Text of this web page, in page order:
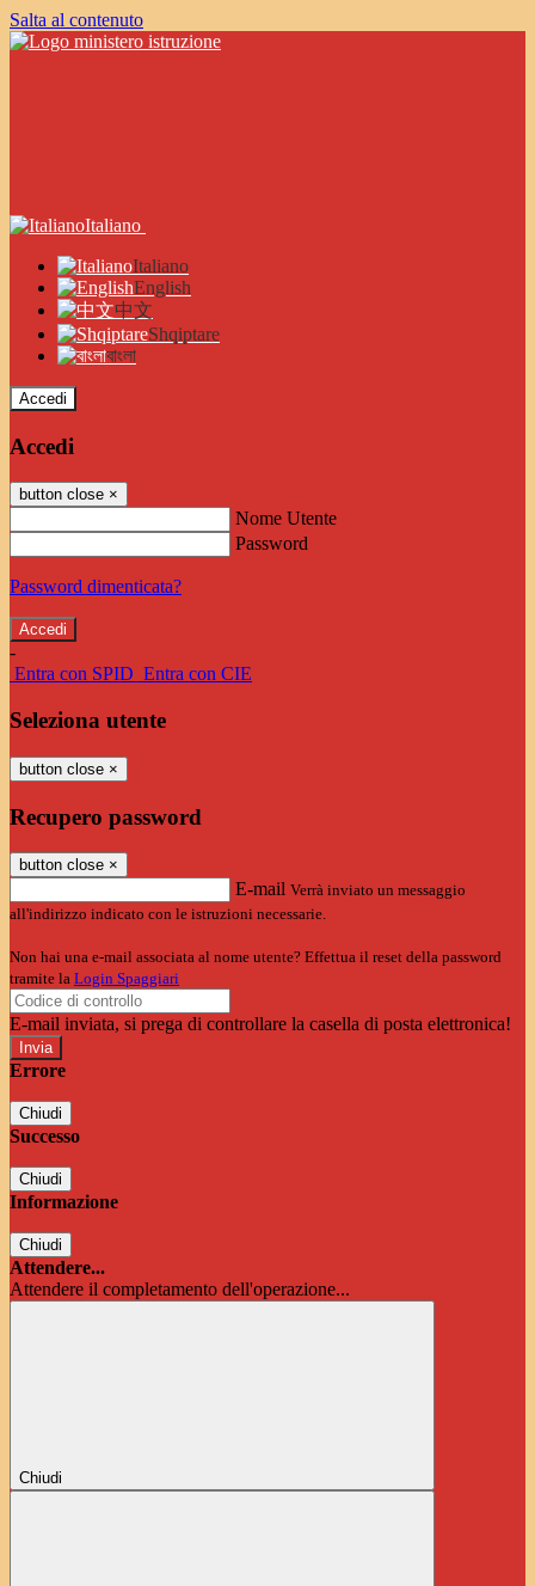
Salta al contenuto
Italiano
Italiano
English
中文
Shqiptare
বাংলা
Accedi
Accedi
button close ×
Nome Utente
Password
Password dimenticata?
-
Entra con SPID Entra con CIE
Seleziona utente
button close ×
Recupero password
button close ×
E-mail Verrà inviato un messaggio
all'indirizzo indicato con le istruzioni necessarie.
Non hai una e-mail associata al nome utente? Effettua il reset della password
tramite la Login Spaggiari
E-mail inviata, si prega di controllare la casella di posta elettronica!
Errore
Chiudi
Successo
Chiudi
Informazione
Chiudi
Attendere...
Attendere il completamento dell'operazione...
Chiudi